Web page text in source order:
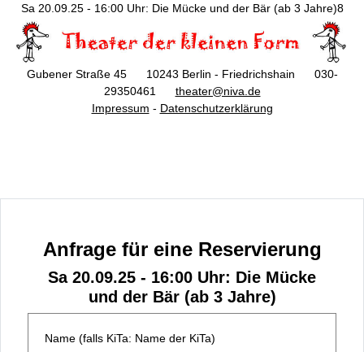
Sa 20.09.25 - 16:00 Uhr: Die Mücke und der Bär (ab 3 Jahre)8
Gubener Straße 45 10243 Berlin - Friedrichshain 030-
29350461 theater@niva.de
Impressum - Datenschutzerklärung
Anfrage für eine Reservierung
Sa 20.09.25 - 16:00 Uhr: Die Mücke
und der Bär (ab 3 Jahre)
Name (falls KiTa: Name der KiTa)